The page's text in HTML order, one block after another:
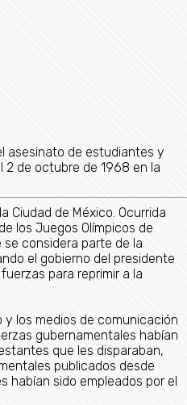
asesinato de estudiantes y
2 de octubre de 1968 en la
Ciudad de México. Ocurrida
los Juegos Olímpicos de
considera parte de la
el gobierno del presidente
para reprimir a la
y los medios de comunicación
gubernamentales habían
que les disparaban,
publicados desde
habían sido empleados por el